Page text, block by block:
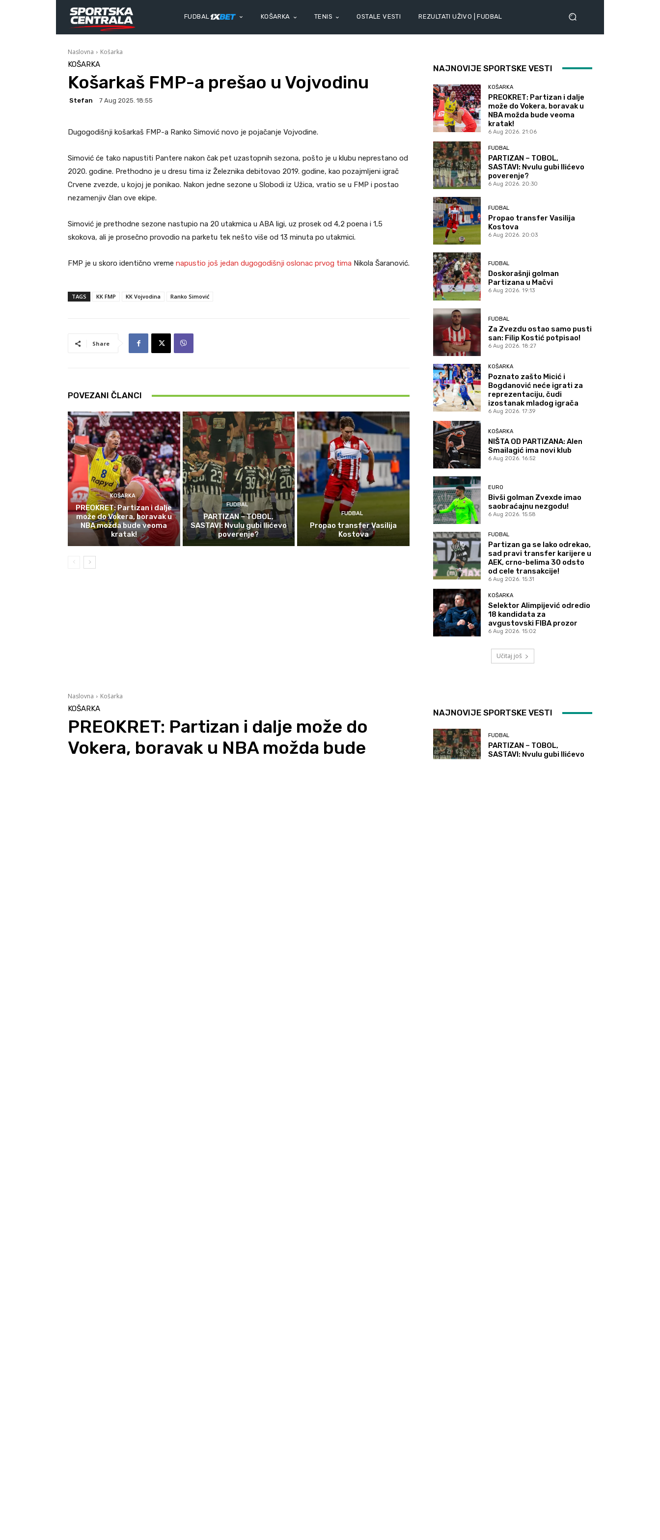
FUDBAL KOŠARKA TENIS OSTALE VESTI REZULTATI UŽIVO | FUDBAL
Naslovna Košarka
KOŠARKA
Košarkaš FMP-a prešao u Vojvodinu
Stefan 7 Aug 2025. 18:55
Dugogodišnji košarkaš FMP-a Ranko Simović novo je pojačanje Vojvodine.
Simović će tako napustiti Pantere nakon čak pet uzastopnih sezona, pošto je u klubu neprestano od
2020. godine. Prethodno je u dresu tima iz Železnika debitovao 2019. godine, kao pozajmljeni igrač
Crvene zvezde, u kojoj je ponikao. Nakon jedne sezone u Slobodi iz Užica, vratio se u FMP i postao
nezamenjiv član ove ekipe.
Simović je prethodne sezone nastupio na 20 utakmica u ABA ligi, uz prosek od 4,2 poena i 1,5
skokova, ali je prosečno provodio na parketu tek nešto više od 13 minuta po utakmici.
FMP je u skoro identično vreme napustio još jedan dugogodišnji oslonac prvog tima Nikola Šaranović.
TAGS KK FMP KK Vojvodina Ranko Simović
Share
POVEZANI ČLANCI
KOŠARKA
PREOKRET: Partizan i dalje
može do Vokera, boravak u
NBA možda bude veoma
kratak!
FUDBAL
PARTIZAN – TOBOL,
SASTAVI: Nvulu gubi Ilićevo
poverenje?
FUDBAL
Propao transfer Vasilija
Kostova
NAJNOVIJE SPORTSKE VESTI
KOŠARKA
PREOKRET: Partizan i dalje
može do Vokera, boravak u
NBA možda bude veoma
kratak!
6 Aug 2026. 21:06
FUDBAL
PARTIZAN – TOBOL,
SASTAVI: Nvulu gubi Ilićevo
poverenje?
6 Aug 2026. 20:30
FUDBAL
Propao transfer Vasilija
Kostova
6 Aug 2026. 20:03
FUDBAL
Doskorašnji golman
Partizana u Mačvi
6 Aug 2026. 19:13
FUDBAL
Za Zvezdu ostao samo pusti
san: Filip Kostić potpisao!
6 Aug 2026. 18:27
KOŠARKA
Poznato zašto Micić i
Bogdanović neće igrati za
reprezentaciju, čudi
izostanak mladog igrača
6 Aug 2026. 17:39
KOŠARKA
NIŠTA OD PARTIZANA: Alen
Smailagić ima novi klub
6 Aug 2026. 16:52
EURO
Bivši golman Zvexde imao
saobraćajnu nezgodu!
6 Aug 2026. 15:58
FUDBAL
Partizan ga se lako odrekao,
sad pravi transfer karijere u
AEK, crno-belima 30 odsto
od cele transakcije!
6 Aug 2026. 15:31
KOŠARKA
Selektor Alimpijević odredio
18 kandidata za
avgustovski FIBA prozor
6 Aug 2026. 15:02
Učitaj još